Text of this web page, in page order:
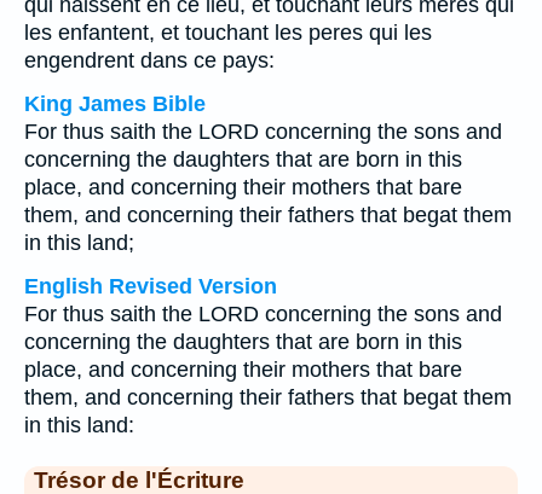
qui naissent en ce lieu, et touchant leurs meres qui
les enfantent, et touchant les peres qui les
engendrent dans ce pays:
King James Bible
For thus saith the LORD concerning the sons and
concerning the daughters that are born in this
place, and concerning their mothers that bare
them, and concerning their fathers that begat them
in this land;
English Revised Version
For thus saith the LORD concerning the sons and
concerning the daughters that are born in this
place, and concerning their mothers that bare
them, and concerning their fathers that begat them
in this land:
Trésor de l'Écriture